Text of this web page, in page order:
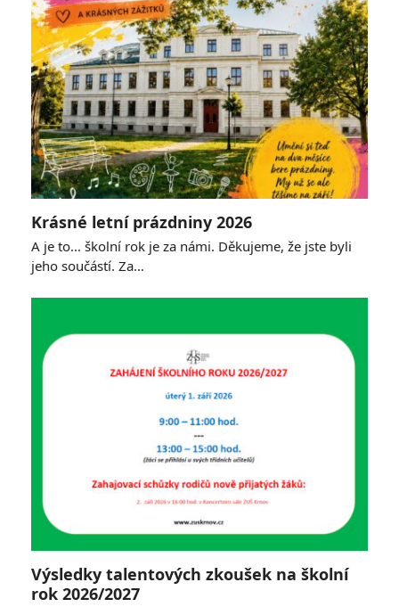
Krásné letní prázdniny 2026
A je to… školní rok je za námi. Děkujeme, že jste byli
jeho součástí. Za…
Výsledky talentových zkoušek na školní
rok 2026/2027